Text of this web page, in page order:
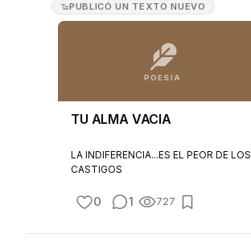
PUBLICÓUN TEXTO NUEVO
POESIA
TU ALMA VACIA
LA INDIFERENCIA...ES EL PEOR DE LOS
CASTIGOS
0 1 727